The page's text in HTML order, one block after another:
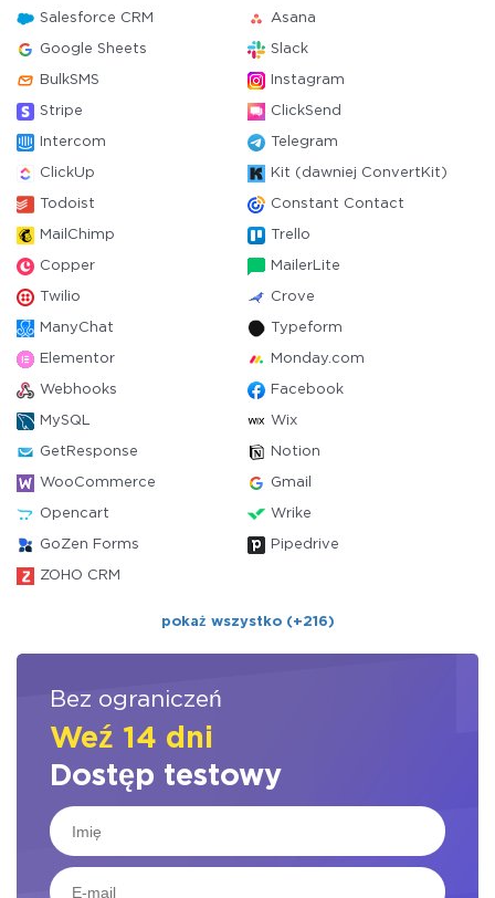
Salesforce CRM Asana
Google Sheets Slack
BulkSMS Instagram
Stripe ClickSend
Intercom Telegram
ClickUp Kit (dawniej ConvertKit)
Todoist Constant Contact
MailChimp Trello
Copper MailerLite
Twilio Crove
ManyChat Typeform
Elementor Monday.com
Webhooks Facebook
MySQL Wix
GetResponse Notion
WooCommerce Gmail
Opencart Wrike
GoZen Forms Pipedrive
ZOHO CRM
pokaż wszystko (+216)
Bez ograniczeń
Weź 14 dni
Dostęp testowy